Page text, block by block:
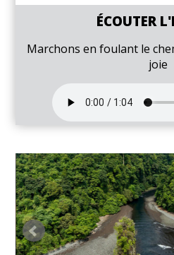
ÉCOUTER
Marchons en foulant le
joie